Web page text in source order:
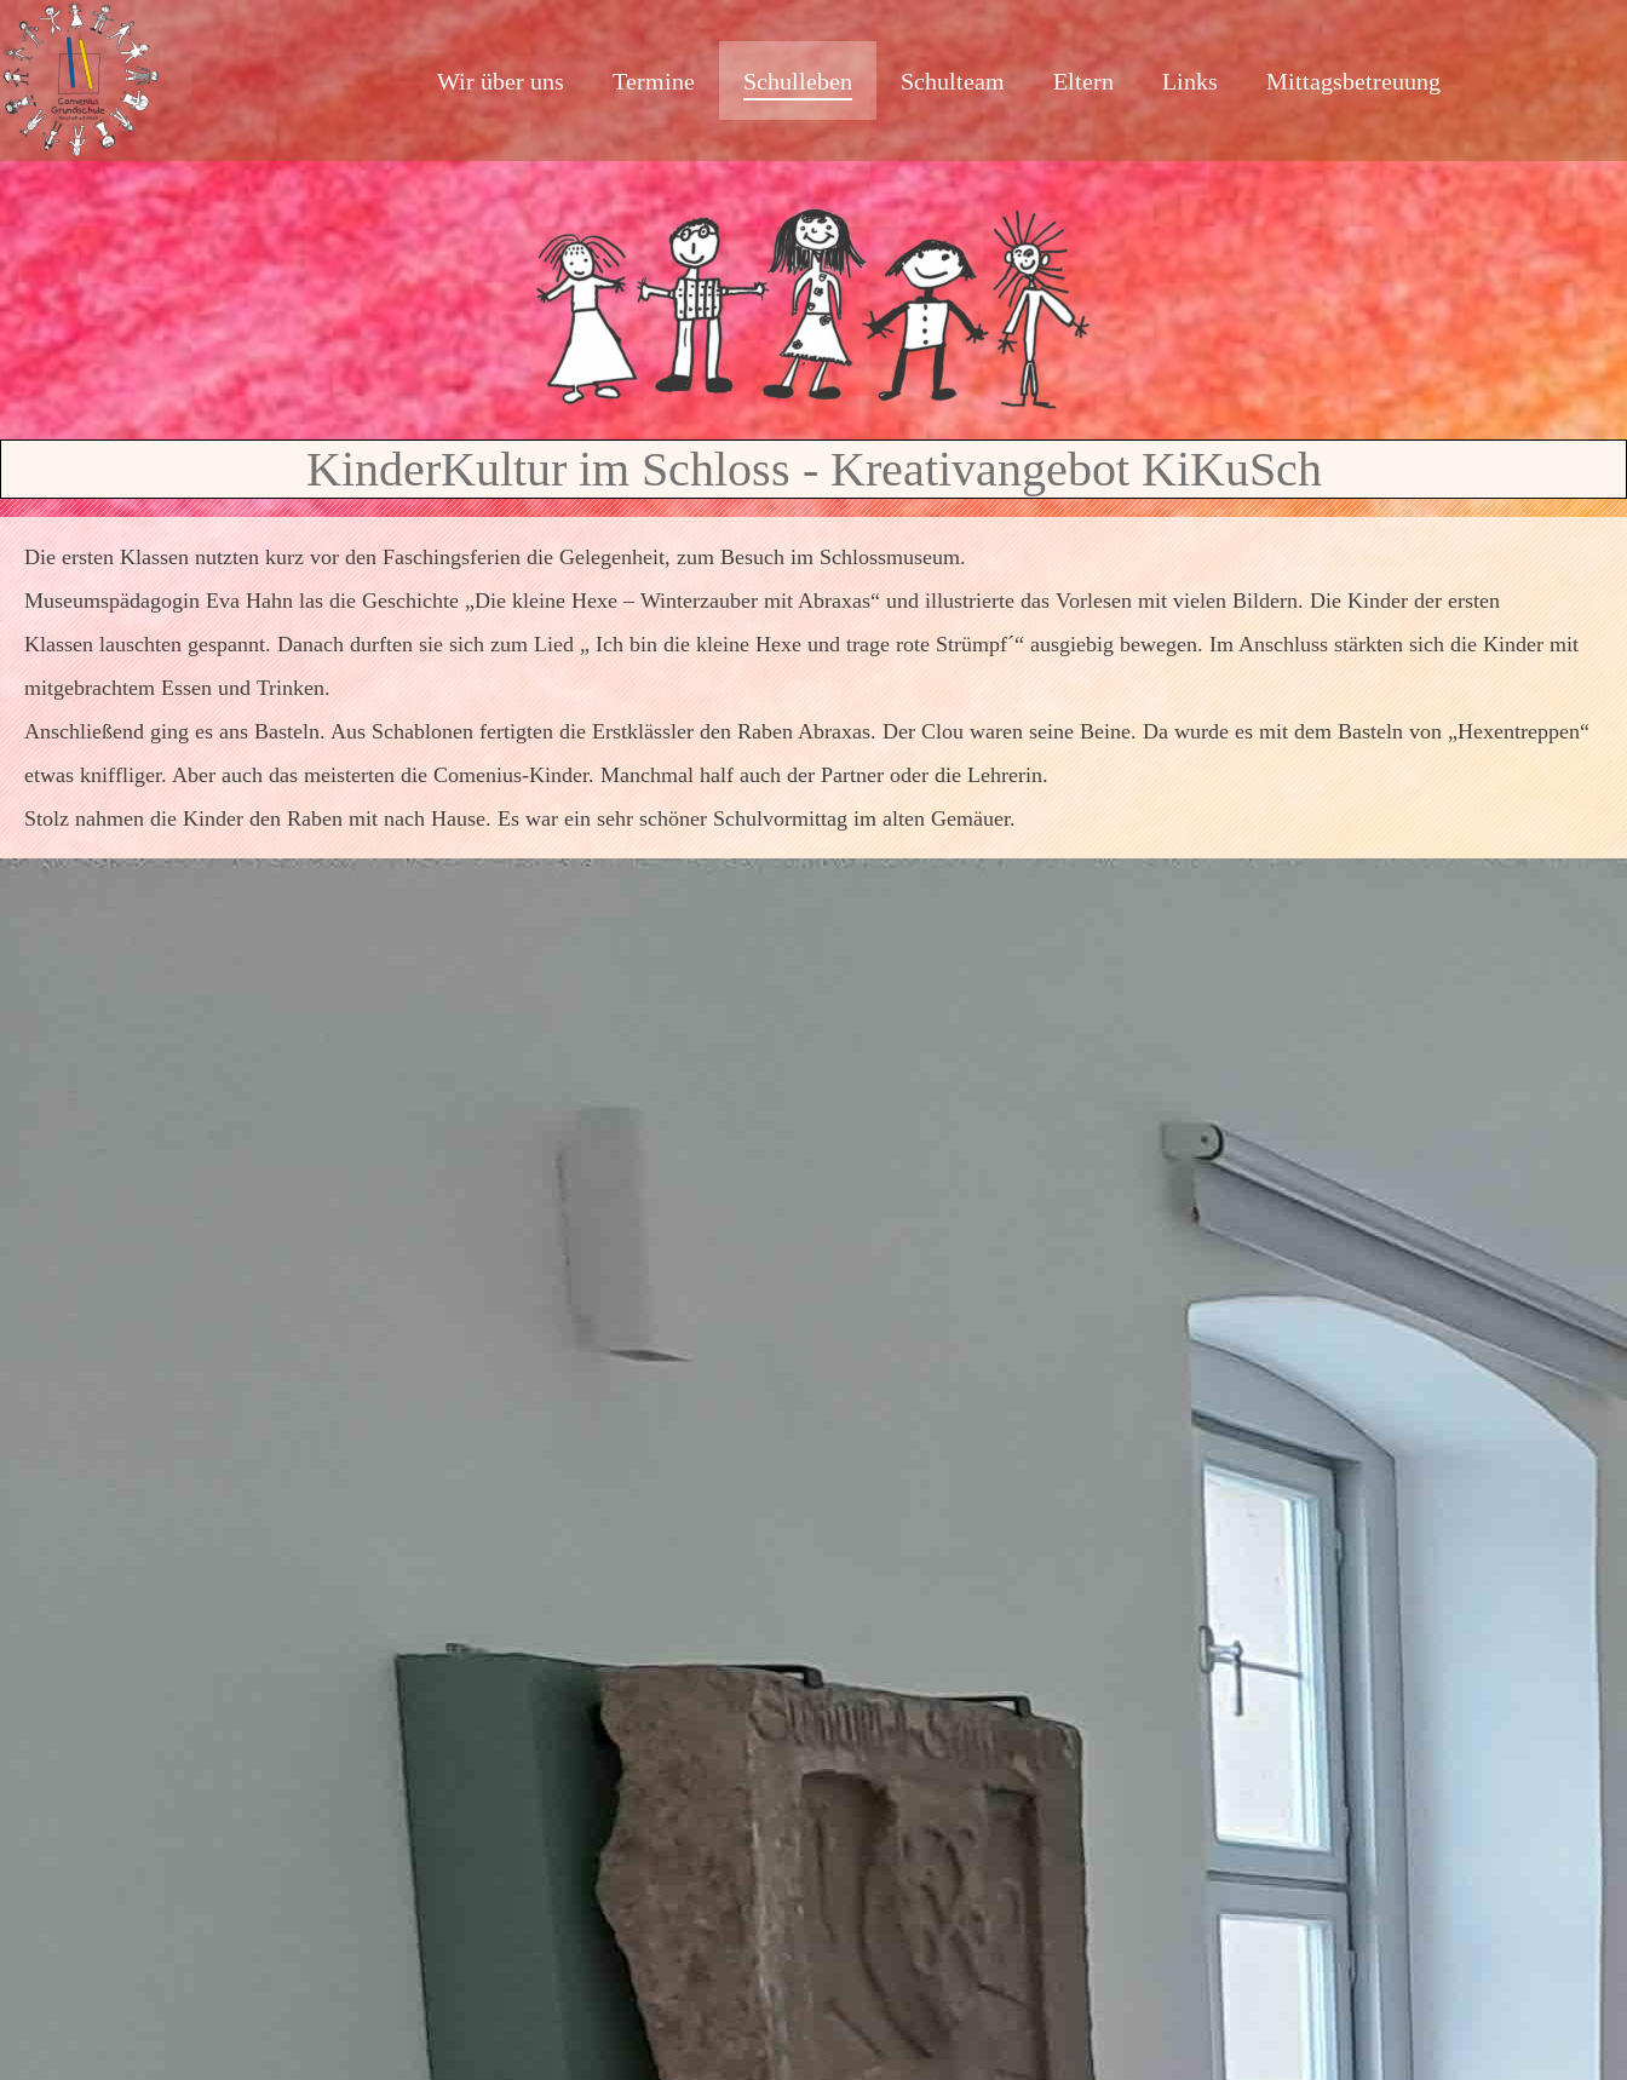
Wir über uns Termine Schulleben Schulteam Eltern Links Mittagsbetreuung
KinderKultur im Schloss - Kreativangebot KiKuSch
Die ersten Klassen nutzten kurz vor den Faschingsferien die Gelegenheit, zum Besuch im Schlossmuseum.
Museumspädagogin Eva Hahn las die Geschichte „Die kleine Hexe – Winterzauber mit Abraxas“ und illustrierte das Vorlesen mit vielen Bildern. Die Kinder der ersten
Klassen lauschten gespannt. Danach durften sie sich zum Lied „ Ich bin die kleine Hexe und trage rote Strümpf´“ ausgiebig bewegen. Im Anschluss stärkten sich die Kinder mit
mitgebrachtem Essen und Trinken.
Anschließend ging es ans Basteln. Aus Schablonen fertigten die Erstklässler den Raben Abraxas. Der Clou waren seine Beine. Da wurde es mit dem Basteln von „Hexentreppen“
etwas kniffliger. Aber auch das meisterten die Comenius-Kinder. Manchmal half auch der Partner oder die Lehrerin.
Stolz nahmen die Kinder den Raben mit nach Hause. Es war ein sehr schöner Schulvormittag im alten Gemäuer.